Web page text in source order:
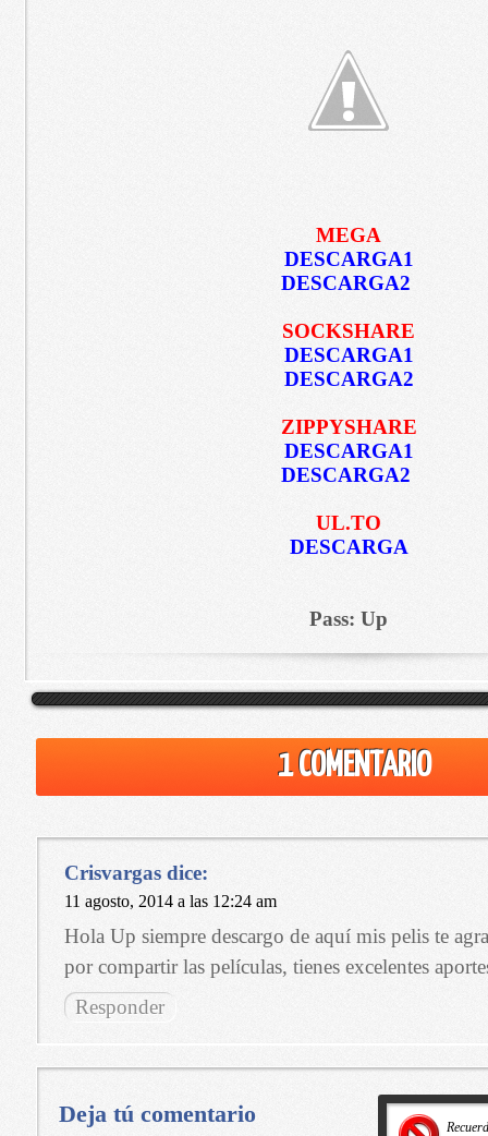
MEGA
DESCARGA1
DESCARGA2
SOCKSHARE
DESCARGA1
DESCARGA2
ZIPPYSHARE
DESCARGA1
DESCARGA2
UL.TO
DESCARGA
Pass: Up
1 COMENTARIO
Crisvargas dice:
11 agosto, 2014 a las 12:24 am
Hola Up siempre descargo de aquí mis pelis te
por compartir las películas, tienes excelentes
Responder
Deja tú comentario